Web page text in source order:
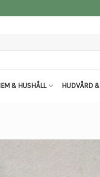
& HUSHÅLL HUDVÅRD